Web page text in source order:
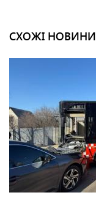
СХОЖІ НОВИНИ